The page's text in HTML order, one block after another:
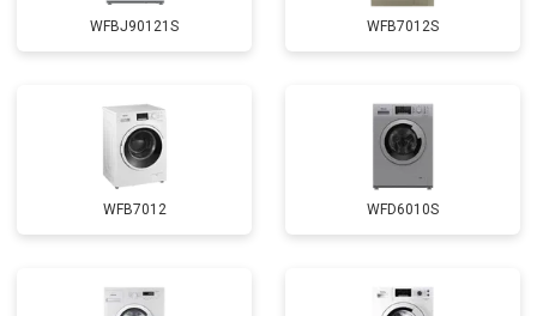
Замена прессостата от 3350 ₽ Заказать
Замена сливного насоса от 3450 ₽
Замена сливного шланга от 2100 ₽ Заказать
Замена УБЛ от 2100 ₽ Заказать
WFBJ90121S WFB7012S
WFB7012 WFD6010S